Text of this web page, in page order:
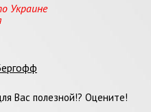
Украине
Вас полезной!? Оцените!